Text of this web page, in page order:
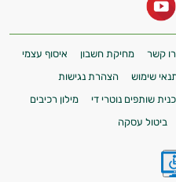
קשר מחיקת חשבון
איסוף עצמי
שימוש
הצהרת נגישות
שותפים נוטרי די
מילון רכיבים
ביטול עסקה